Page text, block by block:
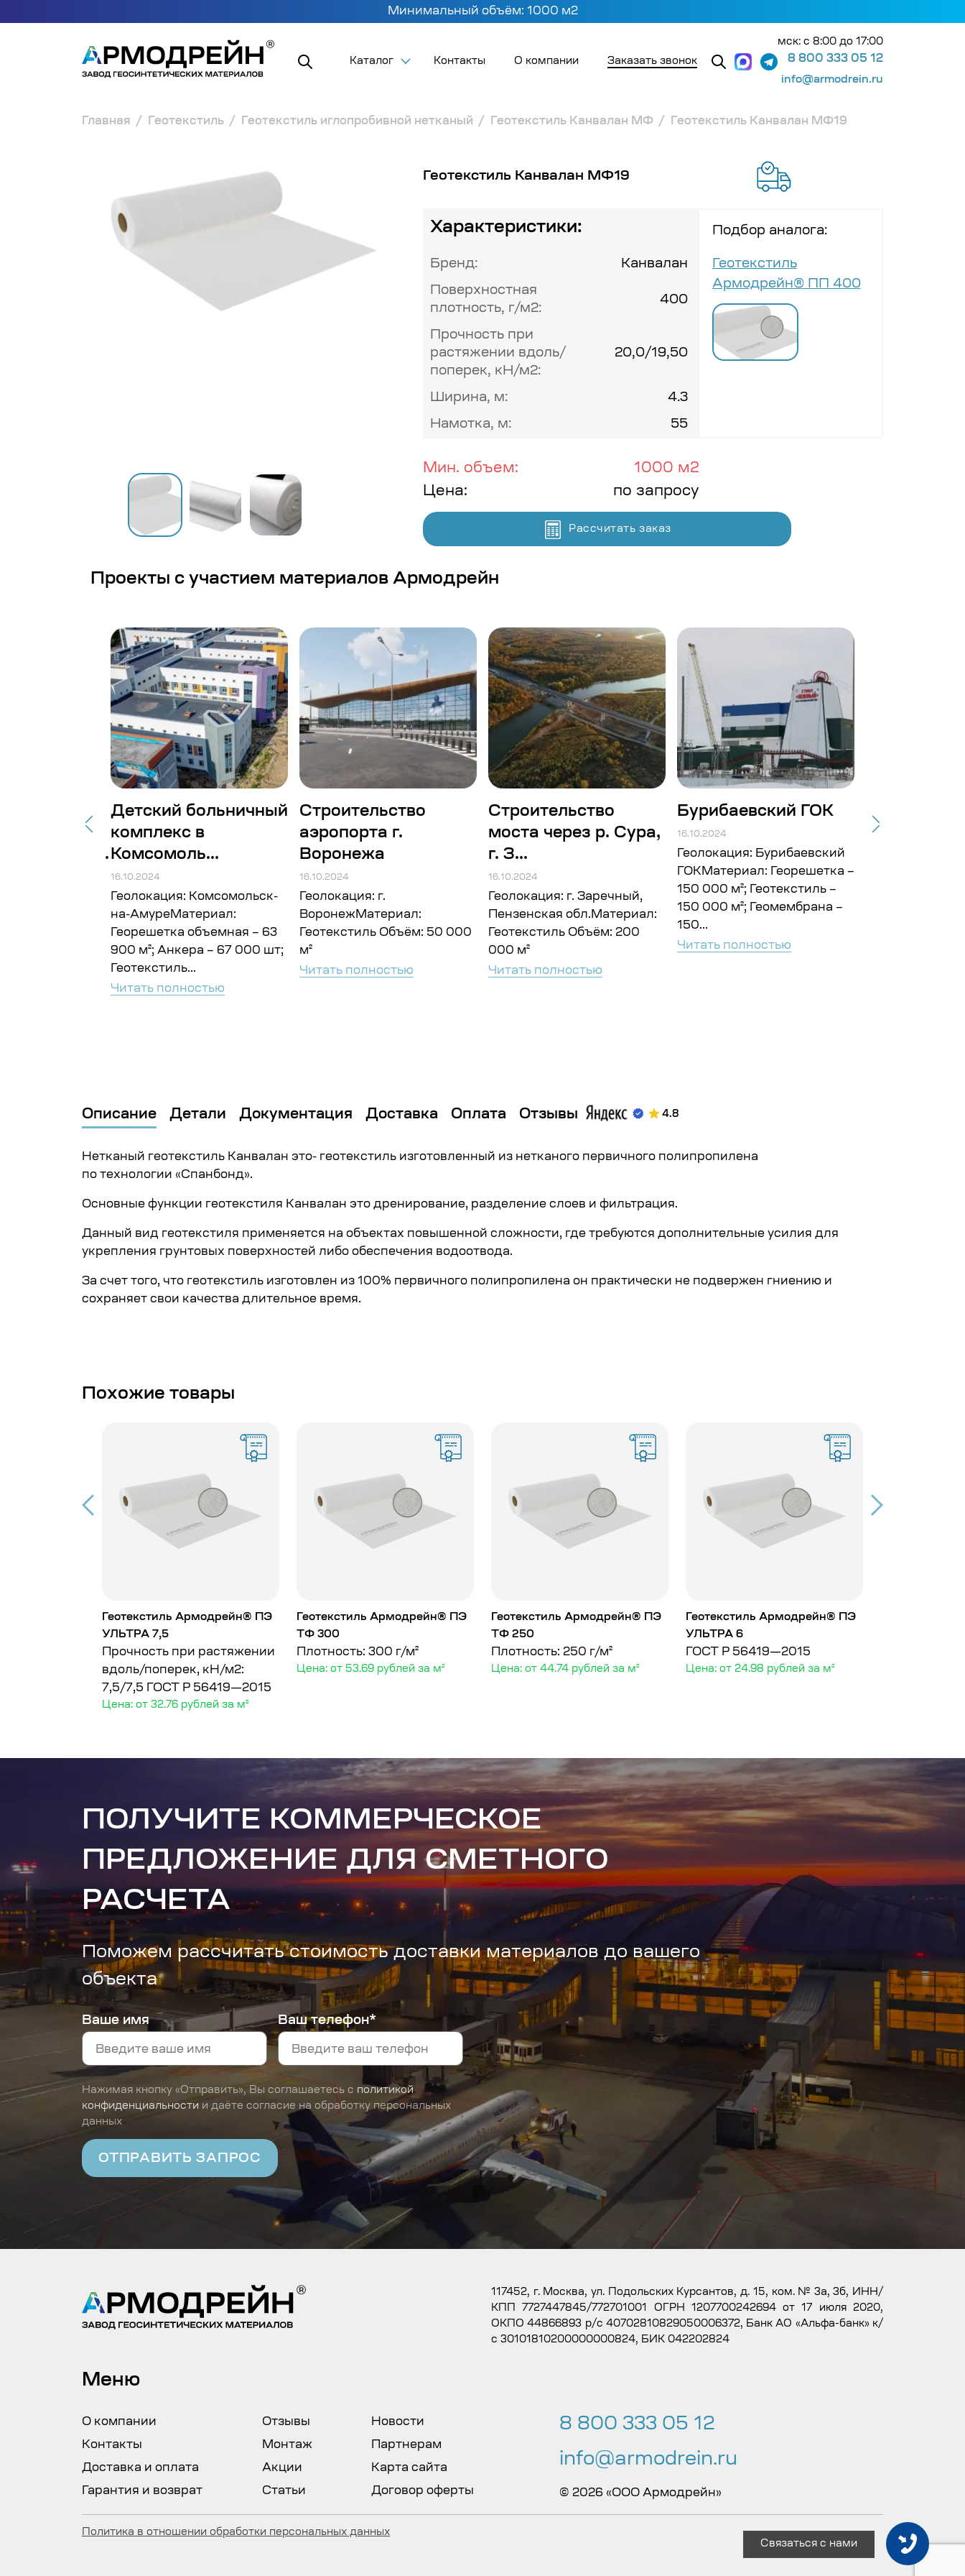
Каталог Контакты О компании Заказать звонок
мск: с 8:00 до 17:00
8 800 333 05 12
info@armodrein.ru
Главная Геотекстиль Геотекстиль иглопробивной нетканый Геотекстиль Канвалан МФ Геотекстиль Канвалан МФ19
Геотекстиль Канвалан МФ19
Характеристики:
Бренд: Канвалан
Поверхностная
плотность, г/м2:
400
Прочность при
растяжении вдоль/
поперек, кН/м2:
20,0/19,50
Ширина, м: 4.3
Намотка, м: 55
Подбор аналога:
Геотекстиль
Армодрейн® ПП 400
Мин. объем:
1000 м2
Цена:
по запросу
Рассчитать заказ
Проекты с участием материалов Армодрейн
Детский больничный
комплекс в
Комсомоль...
16.10.2024
Геолокация: Комсомольск-
на-АмуреМатериал:
Георешетка объемная – 63
900 м²; Анкера – 67 000 шт;
Геотекстиль...
Читать полностью
Строительство
аэропорта г.
Воронежа
16.10.2024
Геолокация: г.
ВоронежМатериал:
Геотекстиль Объём: 50 000
м²
Читать полностью
Строительство
моста через р. Сура,
г. З...
16.10.2024
Геолокация: г. Заречный,
Пензенская обл.Материал:
Геотекстиль Объём: 200
000 м²
Читать полностью
Бурибаевский ГОК
16.10.2024
Геолокация: Бурибаевский
ГОКМатериал: Георешетка –
150 000 м²; Геотекстиль –
150 000 м²; Геомембрана –
150...
Читать полностью
Строит-во
Описание Детали Документация Доставка Оплата Отзывы 4.8
Нетканый геотекстиль Канвалан это- геотекстиль изготовленный из нетканого первичного полипропилена
по технологии «Спанбонд».
Основные функции геотекстиля Канвалан это дренирование, разделение слоев и фильтрация.
Данный вид геотекстиля применяется на объектах повышенной сложности, где требуются дополнительные усилия для
укрепления грунтовых поверхностей либо обеспечения водоотвода.
За счет того, что геотекстиль изготовлен из 100% первичного полипропилена он практически не подвержен гниению и
сохраняет свои качества длительное время.
Похожие товары
Геотекстиль Армодрейн® ПЭ
УЛЬТРА 7,5
Прочность при растяжении
вдоль/поперек, кН/м2:
7,5/7,5
ГОСТ Р 56419—2015
Цена: от 32.76 рублей за м²
Геотекстиль Армодрейн® ПЭ
ТФ 300
Плотность: 300 г/м²
Цена: от 53.69 рублей за м²
Геотекстиль Армодрейн® ПЭ
ТФ 250
Плотность: 250 г/м²
Цена: от 44.74 рублей за м²
Геотекстиль Армодрейн® ПЭ
УЛЬТРА 6
ГОСТ Р 56419—2015
Цена: от 24.98 рублей за м²
ПОЛУЧИТЕ КОММЕРЧЕСКОЕ
ПРЕДЛОЖЕНИЕ ДЛЯ СМЕТНОГО
РАСЧЕТА
Поможем рассчитать стоимость доставки материалов до вашего
объекта
Ваше имя Ваш телефон*
Нажимая кнопку «Отправить», Вы соглашаетесь с политикой
конфиденциальности и даёте согласие на обработку персональных
данных
Меню
117452, г. Москва, ул. Подольских Курсантов, д. 15, ком. № 3а, 3б, ИНН/
КПП 7727447845/772701001 ОГРН 1207700242694 от 17 июля 2020,
ОКПО 44866893 р/с 40702810829050006372, Банк АО «Альфа-банк» к/
с 30101810200000000824, БИК 042202824
О компании
Контакты
Доставка и оплата
Гарантия и возврат
Отзывы
Монтаж
Акции
Статьи
Новости
Партнерам
Карта сайта
Договор оферты
8 800 333 05 12
info@armodrein.ru
© 2026 «ООО Армодрейн»
Политика в отношении обработки персональных данных
Минимальный объём: 1000 м2
Связаться с нами